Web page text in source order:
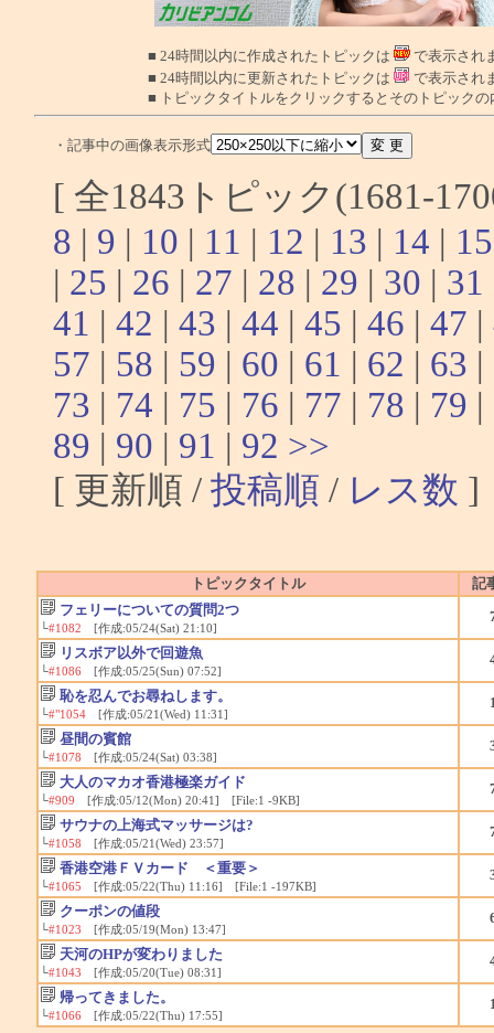
■ 24時間以内に作成されたトピックは
で表示され
■ 24時間以内に更新されたトピックは
で表示され
■ トピックタイトルをクリックするとそのトピック
・記事中の画像表示形式
[ 全1843トピック(1681-
8 | 9 | 10 | 11 | 12 | 13 | 14 | 15
| 25 | 26 | 27 | 28 | 29 | 30 | 31
41 | 42 | 43 | 44 | 45 | 46 | 47 |
57 | 58 | 59 | 60 | 61 | 62 | 63 |
73 | 74 | 75 | 76 | 77 | 78 | 79 |
89 | 90 | 91 | 92 >>
[ 更新順 / 投稿順 / レス数 ]
トピックタイトル
記
フェリーについての質問2つ
└#1082 [作成:05/24(Sat) 21:10]
リスボア以外で回遊魚
└#1086[作成:05/25(Sun) 07:52]
恥を忍んでお尋ねします。
└#"1054[作成:05/21(Wed) 11:31]
昼間の賓館
└#1078 [作成:05/24(Sat) 03:38]
大人のマカオ香港極楽ガイド
└#909 [作成:05/12(Mon) 20:41] [File:1 -9KB]
サウナの上海式マッサージは?
└#1058 [作成:05/21(Wed) 23:57]
香港空港ＦＶカード ＜重要＞
└#1065 [作成:05/22(Thu) 11:16] [File:1 -197KB]
クーポンの値段
└#1023 [作成:05/19(Mon) 13:47]
天河のHPが変わりました
└#1043 [作成:05/20(Tue) 08:31]
帰ってきました。
└#1066[作成:05/22(Thu) 17:55]